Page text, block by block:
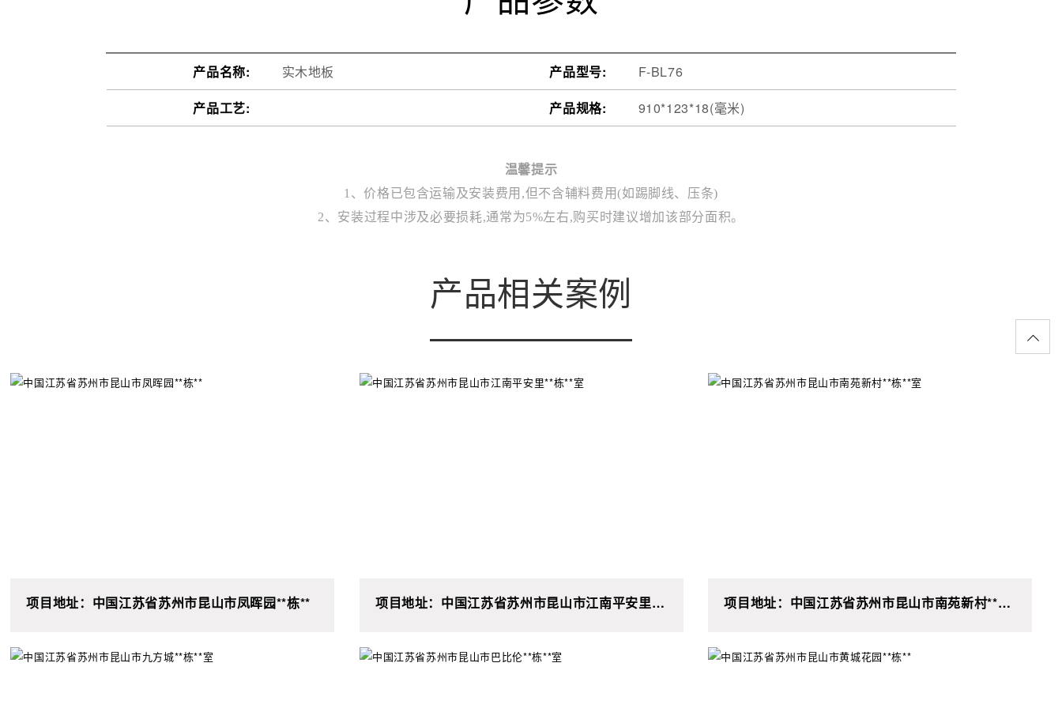
产品名称: 实木地板 产品型号:
F-BL76
产品工艺:
产品规格: 910*123*18(毫米)
温馨提示
1、价格已包含运输及安装费用,但不含辅料费用(如踢脚线、压条)
2、安装过程中涉及必要损耗,通常为5%左右,购买时建议增加该部分面积。
产品相关案例
项目地址：中国江苏省苏州市昆山市凤晖园**栋**
项目地址：中国江苏省苏州市昆山市江南平安里**
项目地址：中国江苏省苏州市昆山市南苑新村**栋